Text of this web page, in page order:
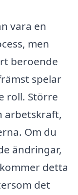
vara en
men
beroende
spelar
roll. Större
arbetskraft,
Om du
ändringar,
detta
det